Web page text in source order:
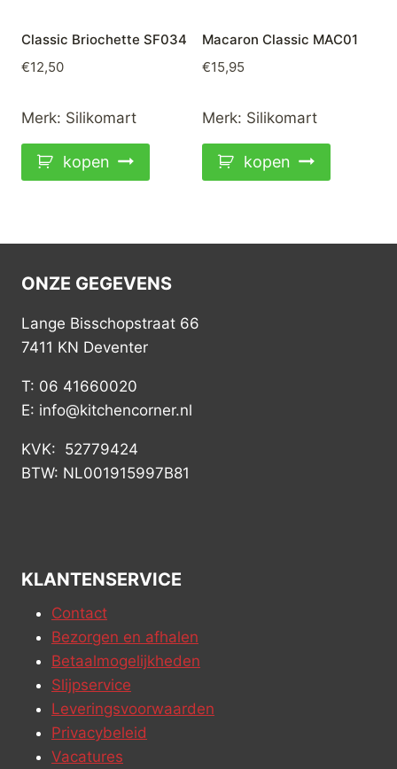
Classic Briochette SF034
€12,50
Merk: Silikomart
kopen
Macaron Classic MAC01
€15,95
Merk: Silikomart
kopen
ONZE GEGEVENS
Lange Bisschopstraat 66
7411 KN Deventer
T: 06 41660020
E: info@kitchencorner.nl
KVK: 52779424
BTW: NL001915997B81
KLANTENSERVICE
Contact
Bezorgen en afhalen
Betaalmogelijkheden
Slijpservice
Leveringsvoorwaarden
Privacybeleid
Vacatures